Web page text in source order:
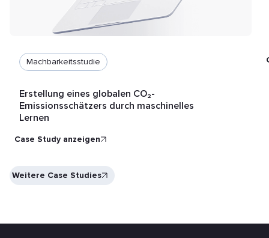
Machbarkeitsstudie
Erstellung eines globalen CO₂-
Emissionsschätzers durch maschinelles
Lernen
Case Study anzeigen
Weitere Case Studies